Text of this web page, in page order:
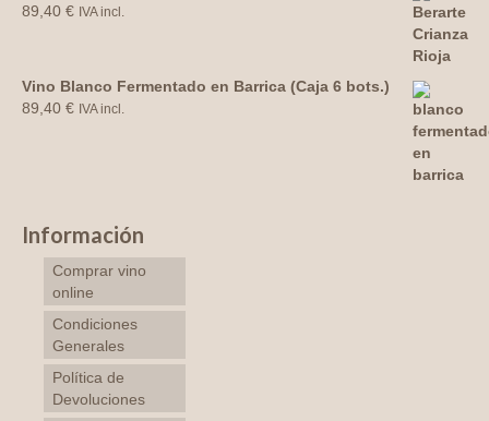
89,40 € IVA incl.
Vino Blanco Fermentado en Barrica (Caja 6 bots.)
89,40 € IVA incl.
Información
Comprar vino
online
Condiciones
Generales
Política de
Devoluciones